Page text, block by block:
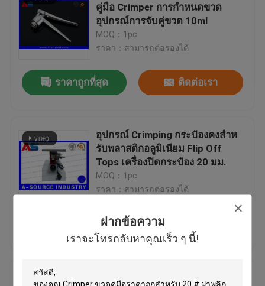
ฝากข้อความ
เราจะโทรกลับหาคุณเร็ว ๆ นี้!
ฉลากขวดเล็ก
Custom Holographic Stickers
Small Glass Vials
Plastic Pill Bottles
Aluminum Foil Bags
Plastic Blister Packaging
คู่มือ Crimper การกำหนดขวด
อุปกรณ์การจับคู่ขวด 10ml
MOQ：1pc
ราคา：สามารถต่อรองได้
ราคาถูกที่สุด ติดต่อเรา
อุปกรณ์ Crimping กระป๋องคงสําห
รับพลาสติกอลูมิเนียม Flip Off
Tops เครื่องปิดกระป๋อง 20 มม.
MOQ：1pc
ราคา：สามารถต่อรองได้
ราคาถูกที่สุด